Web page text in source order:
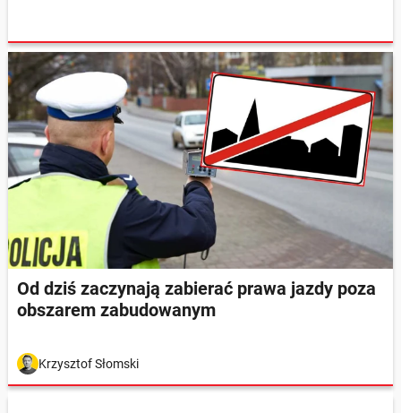
Od dziś zaczynają zabierać prawa jazdy poza
obszarem zabudowanym
Krzysztof Słomski